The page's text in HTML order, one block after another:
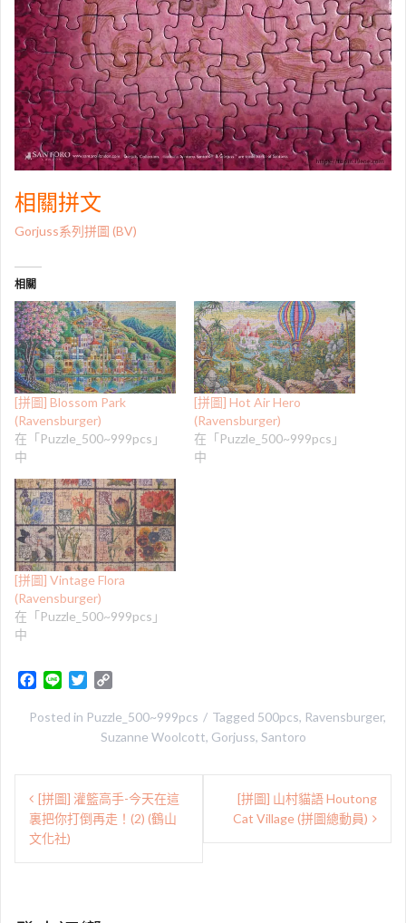
相關拼文
Gorjuss系列拼圖 (BV)
相關
[拼圖] Blossom Park
(Ravensburger)
在「Puzzle_500~999pcs」
中
[拼圖] Hot Air Hero
(Ravensburger)
在「Puzzle_500~999pcs」
中
[拼圖] Vintage Flora
(Ravensburger)
在「Puzzle_500~999pcs」
中
c
o
k
n
i
r
p
y
n
k
Posted in Puzzle_500~999pcs Tagged 500pcs, Ravensburger,
Suzanne Woolcott, Gorjuss, Santoro
文
章
導
[拼圖] 灌籃高手-今天在這
裏把你打倒再走！(2) (鶴山
文化社)
[拼圖] 山村貓語 Houtong
Cat Village (拼圖總動員)